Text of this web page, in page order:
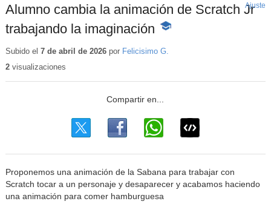
Alumno cambia la animación de Scratch Jr
trabajando la imaginación
-
educativo
Ajuste
Subido el 7 de abril de 2026por Felicisimo G.
2visualizaciones
Proponemos una animación de la Sabana para trabajar con
Scratch tocar a un personaje y desaparecer y acabamos haciendo
una animación para comer hamburguesa